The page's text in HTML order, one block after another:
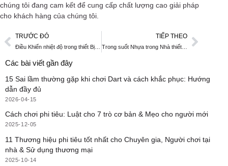
chúng tôi đang cam kết để cung cấp chất lượng cao giải pháp
cho khách hàng của chúng tôi.
TRƯỚC ĐÓ TIẾP THEO
Trong suốt Nhựa trong Nhà thiết Bị Khuôn
Các bài viết gần đây
15 Sai lầm thường gặp khi chơi Dart và cách khắc phục: Hướng
dẫn đầy đủ
2026-04-15
Cách chơi phi tiêu: Luật cho 7 trò cơ bản & Mẹo cho người mới
2025-12-05
11 Thương hiệu phi tiêu tốt nhất cho Chuyên gia, Người chơi tại
nhà & Sử dụng thương mại
2025-10-14